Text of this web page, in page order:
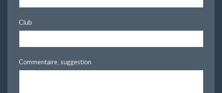
Club
Commentaire, suggestion